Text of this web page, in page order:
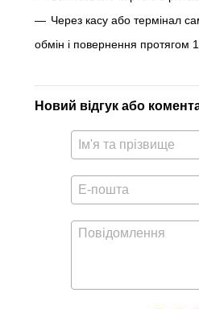
Через касу або термінал
обмін і повернення протягом
Новий відгук або